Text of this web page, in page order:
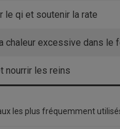
le qi et soutenir la rate
chaleur excessive dans le
nourrir les reins
les plus fréquemment